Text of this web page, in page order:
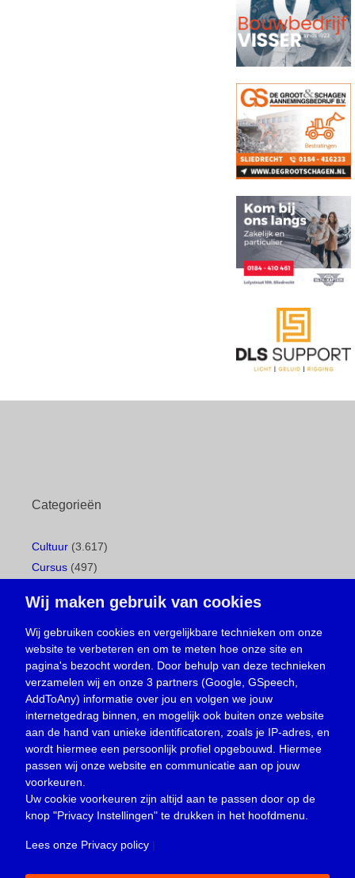
Categorieën
Cultuur (3.617)
Cursus (497)
Gemeentepagina(104)
Ingezonden brief(538)
Media(156)
Nieuws (23.329)
Oproep(734)
Overlijden(39)
Podcast(18)
prijsvraag (5)
Religie (1.438)
Service(226)
Wij maken gebruik van cookies
Wij gebruiken cookies en vergelijkbare technieken om onze
website te verbeteren en om te meten hoe onze site en
pagina's bezocht worden. Door behulp van deze technieken
verzamelen wij en onze 3 partners (Google, GSpeech,
AddToAny) informatie over jou en volgen we jouw
internetgedrag binnen, en mogelijk ook buiten onze website
aan de hand van unieke identificatoren, zoals je IP-adres, en
wordt hiermee een persoonlijk profiel opgebouwd. Hiermee
passen wij onze website en communicatie aan op jouw
voorkeuren.
Uw cookie voorkeuren zijn altijd aan te passen door op de
knop "Privacy Instellingen" te drukken in het hoofdmenu.
Lees onze Privacy policy |